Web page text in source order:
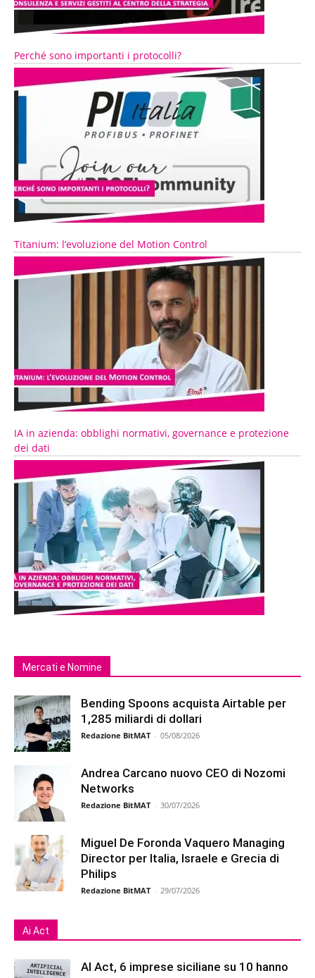
Perché sono importanti i protocolli?
Titanium: l’evoluzione del Motion Control
IA in azienda: obblighi normativi, governance e protezione
dei dati
Mercati e Nomine
Bending Spoons acquista Airtable per
1,285 miliardi di dollari
Redazione BitMAT - 05/08/2026
Andrea Carcano nuovo CEO di Nozomi
Networks
Redazione BitMAT - 30/07/2026
Miguel De Foronda Vaquero Managing
Director per Italia, Israele e Grecia di
Philips
Redazione BitMAT - 29/07/2026
Ai Act
AI Act, 6 imprese siciliane su 10 hanno